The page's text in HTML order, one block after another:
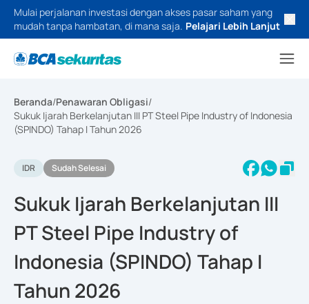
Mulai perjalanan investasi dengan akses pasar saham yang
mudah tanpa hambatan, di mana saja. Pelajari Lebih Lanjut
Beranda/Penawaran Obligasi/
Sukuk Ijarah Berkelanjutan III PT Steel Pipe Industry of Indonesia
(SPINDO) Tahap I Tahun 2026
IDR Sudah Selesai
Sukuk Ijarah Berkelanjutan III
PT Steel Pipe Industry of
Indonesia (SPINDO) Tahap I
Tahun 2026